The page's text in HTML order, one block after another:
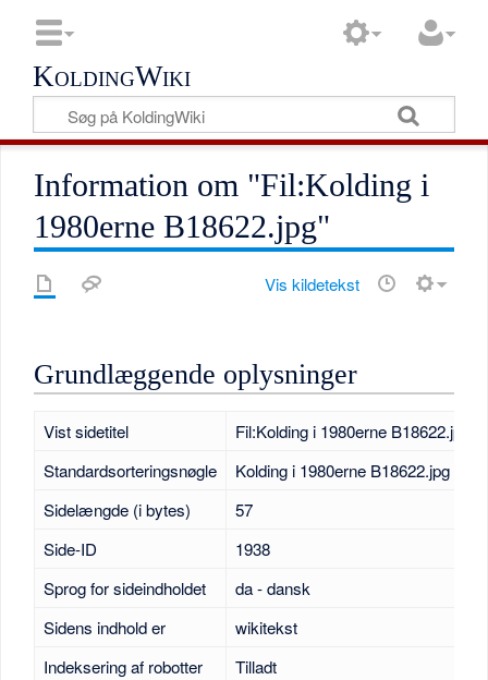
KoldingWiki
Information om "Fil:Kolding i
1980erne B18622.jpg"
Vis kildetekst
Grundlæggende oplysninger
Vist sidetitel
Fil:Kolding i 1980erne B18622.jpg
Standardsorteringsnøgle
Kolding i 1980erne B18622.jpg
Sidelængde (i bytes)
57
Side-ID
1938
Sprog for sideindholdet
da - dansk
Sidens indhold er
wikitekst
Indeksering af robotter
Tilladt